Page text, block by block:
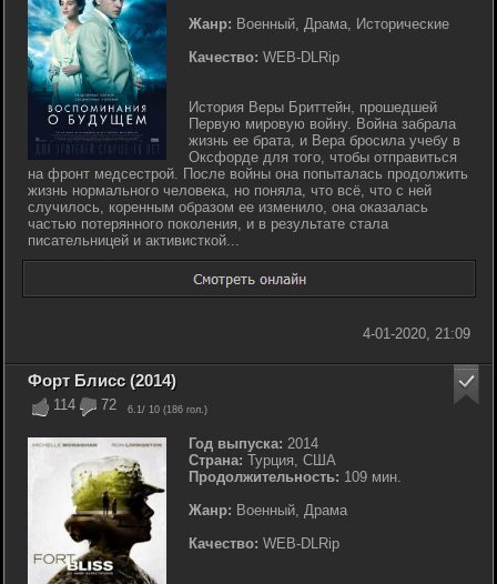
Жанр: Военный, Драма, Исторические
Качество: WEB-DLRip
История Веры Бриттейн, прошедшей
Первую мировую войну. Война забрала
жизнь ее брата, и Вера бросила учебу в
Оксфорде для того, чтобы отправиться
на фронт медсестрой. После войны она попыталась продолжить
жизнь нормального человека, но поняла, что всё, что с ней
случилось, коренным образом ее изменило, она оказалась
частью потерянного поколения, и в результате стала
писательницей и активисткой...
4-01-2020, 21:09
114 72 6.1/ 10 (186 гол.)
Форт Блисс (2014)
Год выпуска: 2014
Страна: Турция, США
Продолжительность: 109 мин.
Жанр: Военный, Драма
Качество: WEB-DLRip